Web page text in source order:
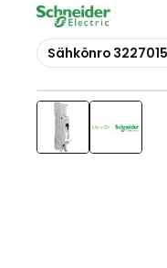
Kopioi
Sähkönro 3227015